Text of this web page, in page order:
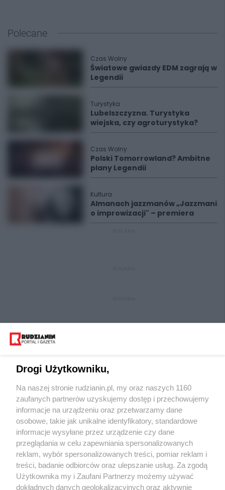
Polecane
Czas Wolny
Światowe gwiazdy EDM zagrają w
Legendii
Turystyka
Lubelszczyzna. Turystyka
wiejska, czy agroturystyka?
Czas Wolny
Polski Tomorrowland? Ambitne
plany Legendii
Kultura
Almanach jazzmanów „Jazzmani
o improwizacji" – premiera
Wydawca mediów lokalnych
Nie zapomnij
zapoznać się z:
polityką prywatności regulamin korzystania z portali
Twojemiasto Skontakuj sięz nami
Drogi Użytkowniku,
Na naszej stronie rudzianin.pl, my oraz naszych 1160
zaufanych partnerów uzyskujemy dostęp i przechowujemy
informacje na urządzeniu oraz przetwarzamy dane
osobowe, takie jak unikalne identyfikatory, standardowe
informacje wysyłane przez urządzenie czy dane
przeglądania w celu zapewniania spersonalizowanych
reklam, wybór spersonalizowanych treści, pomiar reklam i
treści, badanie odbiorców oraz ulepszanie usług. Za zgodą
Użytkownika my i Zaufani Partnerzy możemy używać
dokładnych danych geolokalizacyjnych oraz aktywnie